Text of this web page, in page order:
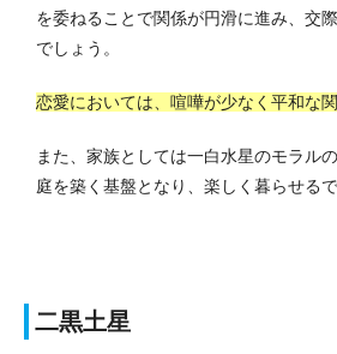
を委ねることで関係が円滑に進み、交
でしょう。
恋愛においては、喧嘩が少なく平和な
また、家族としては一白水星のモラル
庭を築く基盤となり、楽しく暮らせるで
二黒土星